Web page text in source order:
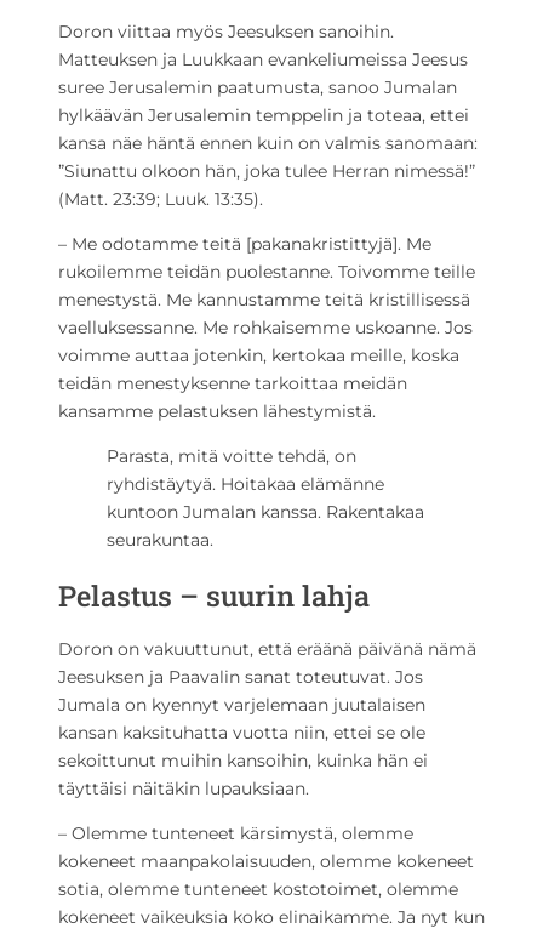
Doron viittaa myös Jeesuksen sanoihin.
Matteuksen ja Luukkaan evankeliumeissa Jeesus
suree Jerusalemin paatumusta, sanoo Jumalan
hylkäävän Jerusalemin temppelin ja toteaa, ettei
kansa näe häntä ennen kuin on valmis sanomaan:
”Siunattu olkoon hän, joka tulee Herran nimessä!”
(Matt. 23:39; Luuk. 13:35).
– Me odotamme teitä [pakanakristittyjä]. Me
rukoilemme teidän puolestanne. Toivomme teille
menestystä. Me kannustamme teitä kristillisessä
vaelluksessanne. Me rohkaisemme uskoanne. Jos
voimme auttaa jotenkin, kertokaa meille, koska
teidän menestyksenne tarkoittaa meidän
kansamme pelastuksen lähestymistä.
Parasta, mitä voitte tehdä, on
ryhdistäytyä. Hoitakaa elämänne
kuntoon Jumalan kanssa. Rakentakaa
seurakuntaa.
Pelastus – suurin lahja
Doron on vakuuttunut, että eräänä päivänä nämä
Jeesuksen ja Paavalin sanat toteutuvat. Jos
Jumala on kyennyt varjelemaan juutalaisen
kansan kaksituhatta vuotta niin, ettei se ole
sekoittunut muihin kansoihin, kuinka hän ei
täyttäisi näitäkin lupauksiaan.
– Olemme tunteneet kärsimystä, olemme
kokeneet maanpakolaisuuden, olemme kokeneet
sotia, olemme tunteneet kostotoimet, olemme
kokeneet vaikeuksia koko elinaikamme. Ja nyt kun